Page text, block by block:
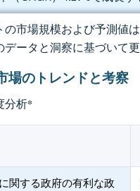
市場規模および予測値
ータと洞察に基づいて更
場のトレンドと考察
分析*
関する政府の有利な政